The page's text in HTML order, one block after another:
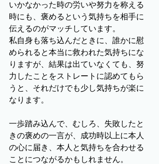
いかなかった時の労いや努力を称える
時にも、褒めるという気持ちを相手に
伝えるのがマッチしています。
私自身も落ち込んだときに、誰かに慰
められると本当に救われた気持ちにな
りますが、結果は出ていなくても、努
力したことをストレートに認めてもら
うと、それだけでも少し気持ちが楽に
なります。
一歩踏み込んで、むしろ、失敗したと
きの褒めの一言が、成功時以上に本人
の心に届き、本人と気持ちを合わせる
ことにつながるかもしれません。